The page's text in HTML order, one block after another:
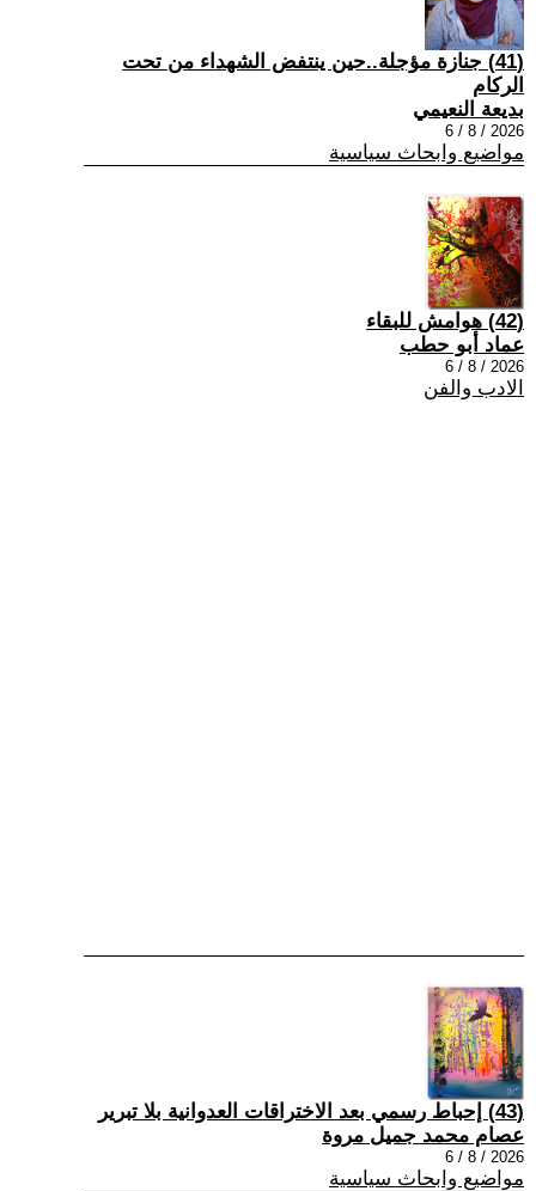
(41) جنازة مؤجلة..حين ينتفض الشهداء من تحت
الركام
بديعة النعيمي
2026 / 8 / 6
مواضيع وابحاث سياسية
(42) هوامش للبقاء
عماد أبو حطب
2026 / 8 / 6
الادب والفن
(43) إحباط رسمي بعد الاختراقات العدوانية بلا تبرير
عصام محمد جميل مروة
2026 / 8 / 6
مواضيع وابحاث سياسية